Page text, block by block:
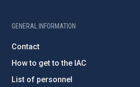
GENERAL INFORMATION
Contact
How to get to the IAC
List of personnel